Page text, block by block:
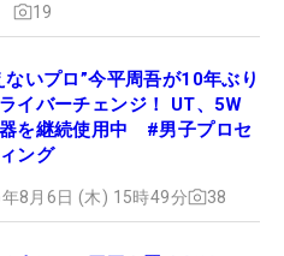
19
ないプロ”今平周吾が10年ぶり
イバーチェンジ！ UT、5W
を継続使用中 #男子プロセ
ング
8月6日 (木) 15時49分 38